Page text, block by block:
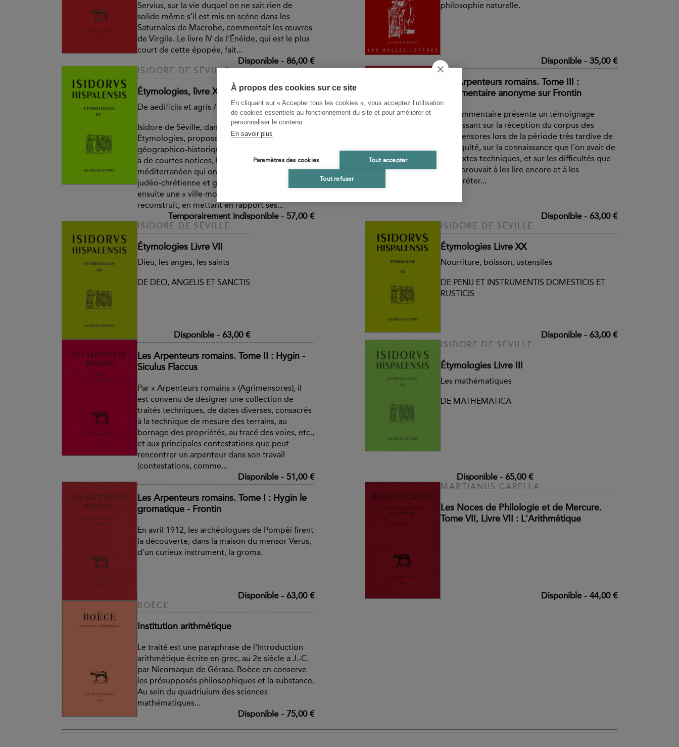
À propos des cookies sur ce site
En cliquant sur « Accepter tous les cookies », vous acceptez l’utilisation
de cookies essentiels au fonctionnement du site et pour améliorer et
personnaliser le contenu.
En savoir plus
Paramètres des cookies Tout accepter
Tout refuser
Servius, sur la vie duquel on ne sait rien de
solide même s’il est mis en scène dans les
Saturnales de Macrobe, commentait les œuvres
de Virgile. Le livre IV de l’Énéide, qui est le plus
court de cette épopée, fait...
Disponible- 86,00 €
philosophie naturelle.
Disponible- 35,00 €
ISIDORE DE SÉVILLE
Étymologies, livre XV
De aedificiis et agris / Constructions et terres
Isidore de Séville, dans le livre XV de ses
Étymologies, propose d'abord un voyage
géographico-historique faisant découvrir, grâce
à de courtes notices, les villes du bassin
méditerranéen qui ont marqué les traditions
judéo-chrétienne et gréco-romaine. C'est
ensuite une « ville-modèle » qu’il explore et
reconstruit, en mettant en rapport ses...
Temporairement indisponible- 57,00 €
Les Arpenteurs romains. Tome III :
Commentaire anonyme sur Frontin
Ce commentaire présente un témoignage
intéressant sur la réception du corpus des
agrimensores lors de la période très tardive de
l'Antiquité, sur la connaissance que l'on avait de
ces textes techniques, et sur les difficultés que
l’on éprouvait à les lire encore et à les
interpréter...
Disponible- 63,00 €
ISIDORE DE SÉVILLE
Étymologies Livre VII
Dieu, les anges, les saints
DE DEO, ANGELIS ET SANCTIS
Disponible- 63,00 €
ISIDORE DE SÉVILLE
Étymologies Livre XX
Nourriture, boisson, ustensiles
DE PENU ET INSTRUMENTIS DOMESTICIS ET
RUSTICIS
Disponible- 63,00 €
Les Arpenteurs romains. Tome II : Hygin -
Siculus Flaccus
Par « Arpenteurs romains » (Agrimensores), il
est convenu de désigner une collection de
traités techniques, de dates diverses, consacrés
à la technique de mesure des terrains, au
bornage des propriétés, au tracé des voies, etc.,
et aux principales contestations que peut
rencontrer un arpenteur dans son travail
(contestations, comme...
Disponible- 51,00 €
ISIDORE DE SÉVILLE
Étymologies Livre III
Les mathématiques
DE MATHEMATICA
Disponible- 65,00 €
Les Arpenteurs romains. Tome I : Hygin le
gromatique - Frontin
En avril 1912, les archéologues de Pompéi firent
la découverte, dans la maison du mensor Verus,
d'un curieux instrument, la groma.
Disponible- 63,00 €
MARTIANUS CAPELLA
Les Noces de Philologie et de Mercure.
Tome VII, Livre VII : L'Arithmétique
Disponible- 44,00 €
BOÈCE
Institution arithmétique
Le traité est une paraphrase de l'Introduction
arithmétique écrite en grec, au 2e siècle a J.-C.
par Nicomaque de Gérasa. Boèce en conserve
les présupposés philosophiques et la substance.
Au sein du quadriuium des sciences
mathématiques...
Disponible- 75,00 €